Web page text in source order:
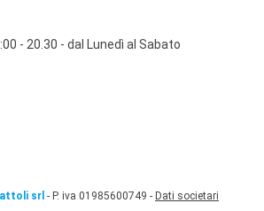
- 20.30 - dal Lunedì al Sabato
srl - P. iva 01985600749 - Dati societari